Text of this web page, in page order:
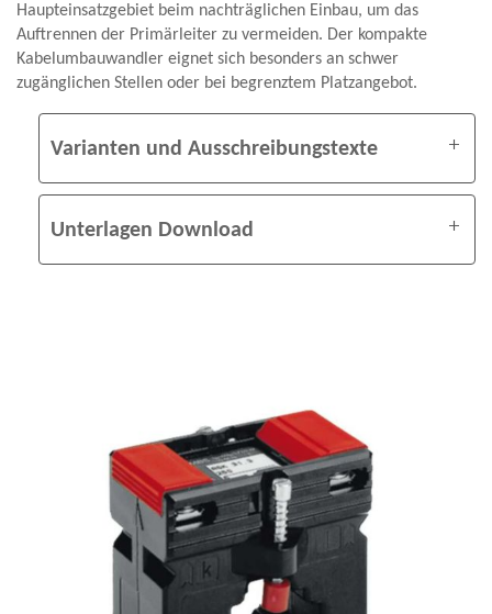
Haupteinsatzgebiet beim nachträglichen Einbau, um das
Auftrennen der Primärleiter zu vermeiden. Der kompakte
Kabelumbauwandler eignet sich besonders an schwer
zugänglichen Stellen oder bei begrenztem Platzangebot.
Varianten und Ausschreibungstexte
Unterlagen Download